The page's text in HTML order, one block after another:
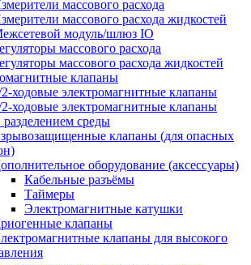
массового расхода
массового расхода жидкостей
модуль/шлюз IO
массового расхода
массового расхода жидкостей
клапаны
2-ходовые электромагнитные клапаны
ходовые электромагнитные клапаны
разделением среды
клапаны (для опасных
оборудование (аксессуары)
Кабельные разъёмы
Таймеры
Электромагнитные катушки
клапаны
клапаны для высокого